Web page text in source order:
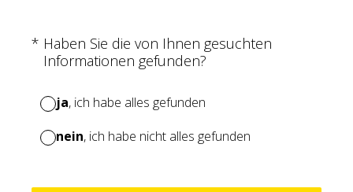
* Haben Sie die von Ihnen gesuchten
Informationen gefunden?
(Erforderlich.)
ja, ich habe alles gefunden
nein, ich habe nicht alles gefunden